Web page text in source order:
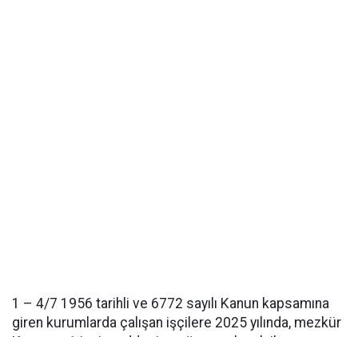
1 – 4/7 1956 tarihli ve 6772 sayılı Kanun kapsamına
giren kurumlarda çalışan işçilere 2025 yılında, mezkür